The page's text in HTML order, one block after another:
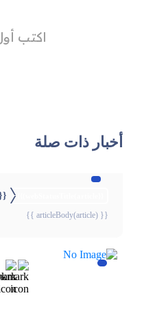
أخبار ذات صلة
}}
{{ articleBody(article) }}